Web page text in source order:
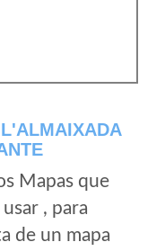
Mapas que
, para
de un mapa